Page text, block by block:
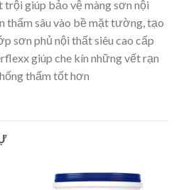
giúp bảo vệ màng sơn nội
thấm sâu vào bề mặt tường, tạo
sơn phủ nội thất siêu cao cấp
giúp che kín những vết rạn
thấm tốt hơn